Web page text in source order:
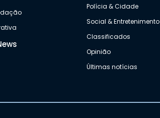
Polícia & Cidade
Social & Entretenimento
Classificados
Opinião
Últimas notícias